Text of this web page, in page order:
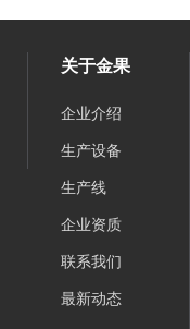
关于金果
企业介绍
生产设备
生产线
企业资质
联系我们
最新动态